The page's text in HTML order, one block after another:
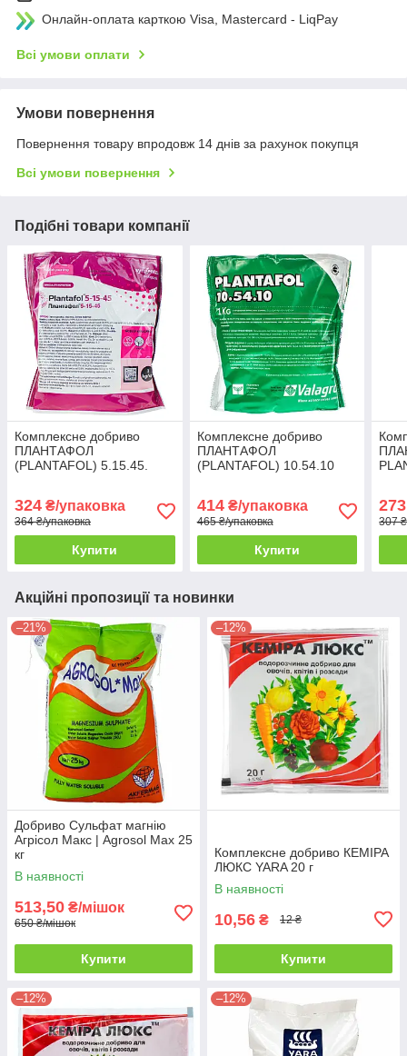
Онлайн-оплата карткою Visa, Mastercard - LiqPay
Всі умови оплати
Умови повернення
Повернення товару впродовж 14 днів за рахунок покупця
Всі умови повернення
Подібні товари компанії
Комплексне добриво
ПЛАНТАФОЛ
(PLANTAFOL) 5.15.45.
324 ₴/упаковка
364 ₴/упаковка
Купити
Комплексне добриво
ПЛАНТАФОЛ
(PLANTAFOL) 10.54.10
414₴/упаковка
465 ₴/упаковка
Купити
273
307
Акційні пропозиції та новинки
–21%
Добриво Сульфат магнію
Агрісол Макс | Agrosol Max 25
кг
В наявності
513,50 ₴/мішок
650 ₴/мішок
Купити
–12%
Комплексне добриво КЕМІРА
ЛЮКС YARA 20 г
В наявності
10,56 ₴ 12 ₴
Купити
–12% –12%